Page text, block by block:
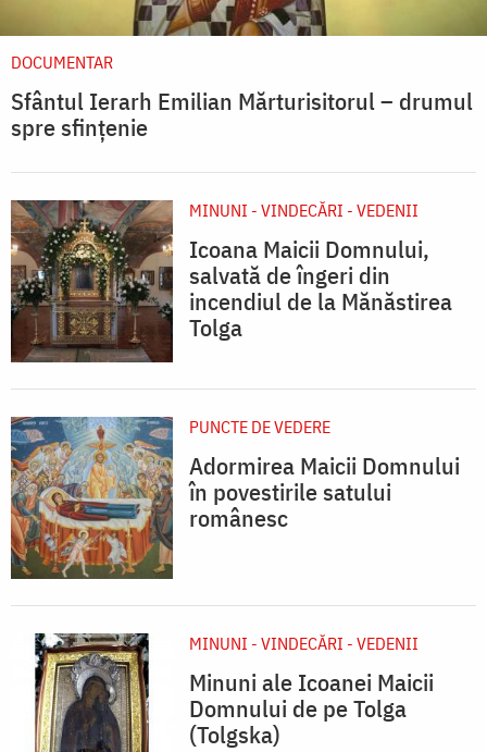
DOCUMENTAR
Sfântul Ierarh Emilian Mărturisitorul – drumul
spre sfințenie
MINUNI - VINDECĂRI - VEDENII
Icoana Maicii Domnului,
salvată de îngeri din
incendiul de la Mănăstirea
Tolga
PUNCTE DE VEDERE
Adormirea Maicii Domnului
în povestirile satului
românesc
MINUNI - VINDECĂRI - VEDENII
Minuni ale Icoanei Maicii
Domnului de pe Tolga
(Tolgska)